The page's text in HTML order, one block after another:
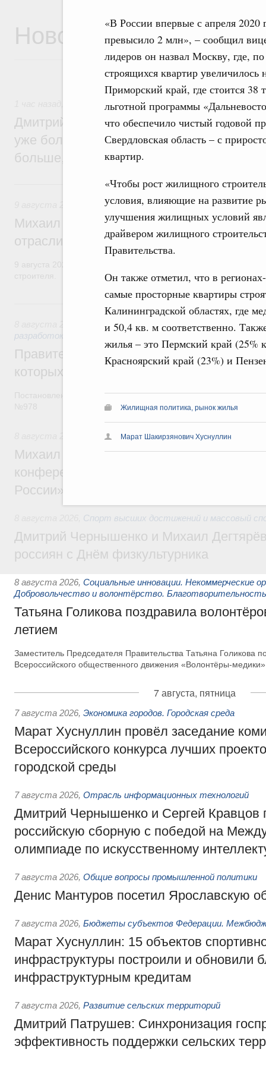
«В России впервые с апреля 2020
превысило 2 млн», – сообщил
лидеров он назвал Москву, где,
строящихся квартир
Приморский край, где стоится 38
льготной программы
что обеспечило чистый годовой
Свердловская область – с
квартир.
«Чтобы рост жилищного
условия, влияющие на развитие
улучшения жилищных условий
драйвером жилищного
Правительства.
Он также отметил, что в
самые просторные квартиры
Калининградской областях, где
и 50,4 кв. м соответственно.
жилья – это Пермский край (25%
Красноярский край (23%) и
Жилищная политика, рынок жилья
Марат Шакирзянович Хуснуллин
Новости
Среднее профессиональное образование
Дмитрий Чернышенко: В колледжи и
уже более 3,2 млн заявлений –
больше, чем за аналогичный период
Вчера
Регулирование в сфере строительства
Михаил Мишустин поздравил
отрасли с профессиональным
8 августа, суббота
Государственная политика в сфере
разработок
Правительство расширило перечень
которых освобождаются от НДФЛ
Постановление от 5 августа 2026 года
Отрасль информационных технологий
Михаил Мишустин дал поручения по
конференции «Цифровая индустрия
России»
Спорт высших достижений и массовый
Дмитрий Чернышенко и Михаил
россиян с Днём физкультурника
8 августа 2026, Социальные инновации. Некоммерческие
Добровольчество и волонтёрство. Благотворительность
Татьяна Голикова поздравила
летием
Заместитель Председателя Правительства Татьяна Голикова
Всероссийского общественного движения «Волонтёры-
7 августа, пятница
7 августа 2026, Экономика городов. Городская среда
Марат Хуснуллин провёл заседание
Всероссийского конкурса лучших
городской среды
7 августа 2026, Отрасль информационных технологий
Дмитрий Чернышенко и Сергей Кравцов
российскую сборную с победой на
олимпиаде по искусственному
7 августа 2026, Общие вопросы промышленной политики
Денис Мантуров посетил Ярославскую
7 августа 2026, Бюджеты субъектов Федерации.
Марат Хуснуллин: 15 объектов
инфраструктуры построили и обновили
инфраструктурным кредитам
7 августа 2026, Развитие сельских территорий
Дмитрий Патрушев: Синхронизация
эффективность поддержки сельских